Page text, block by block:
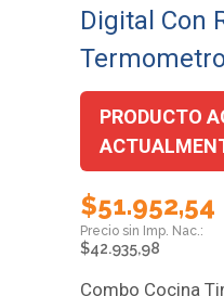
Digital Con
PRODUCTO
$51.952,54
$42.935,98
Combo Cocina